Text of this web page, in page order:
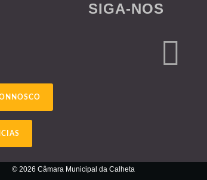
SIGA-NOS
© 2026 Câmara Municipal da Calheta